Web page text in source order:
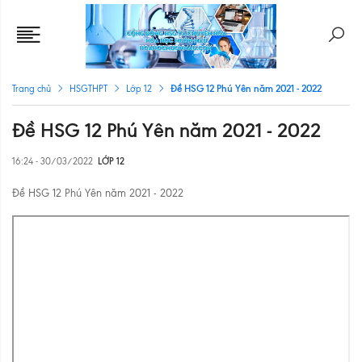
Trang chủ HSGTHPT Lớp 12 Đề HSG 12 Phú Yên năm 2021 - 2022
Đề HSG 12 Phú Yên năm 2021 - 2022
16:24 - 30/03/2022 LỚP 12
Đề HSG 12 Phú Yên năm 2021 - 2022